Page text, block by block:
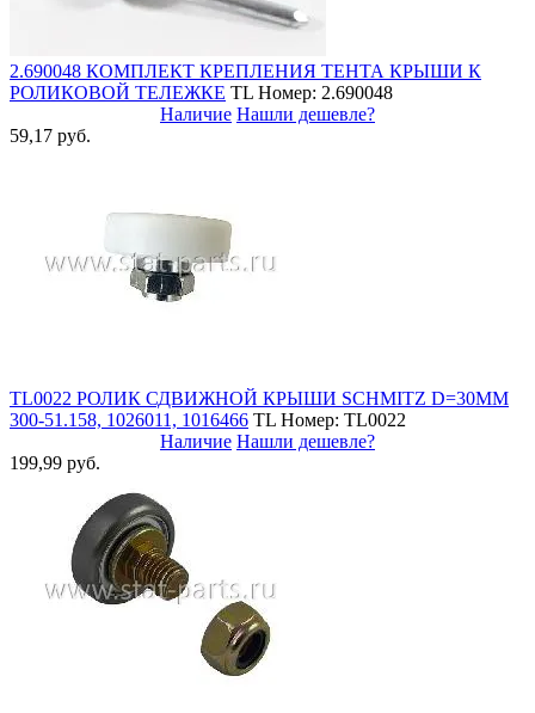
2.690048 КОМПЛЕКТ КРЕПЛЕНИЯ ТЕНТА КРЫШИ К
РОЛИКОВОЙ ТЕЛЕЖКЕ TL Номер: 2.690048
Наличие Нашли дешевле?
59,17 руб.
TL0022 РОЛИК СДВИЖНОЙ КРЫШИ SCHMITZ D=30MM
300-51.158, 1026011, 1016466 TL Номер: TL0022
Наличие Нашли дешевле?
199,99 руб.